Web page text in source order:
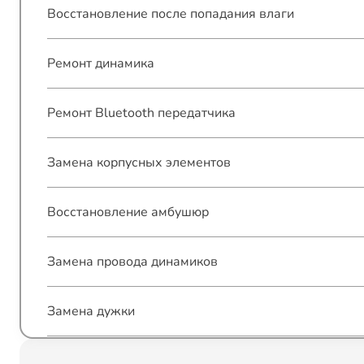
Восстановление после попадания влаги
Ремонт динамика
Ремонт Bluetooth передатчика
Замена корпусных элементов
Восстановление амбушюр
Замена провода динамиков
Замена дужки